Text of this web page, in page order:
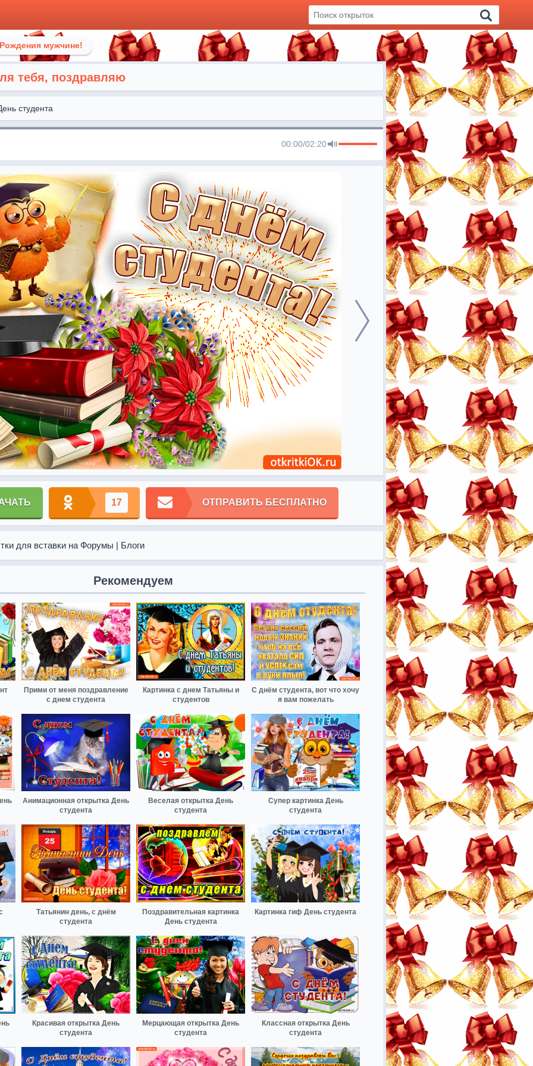
мужчине!
тебя, поздравляю
студента
00:00/02:20
17 ОТПРАВИТЬ БЕСПЛАТНО
для вставки на Форумы | Блоги
Рекомендуем
Прими от меня поздравление
с днем студента
Картинка с днем Татьяны и
студентов
С днём студента, вот что хочу
я вам пожелать
Анимационная открытка День
студента
Веселая открытка День
студента
Супер картинка День
студента
Татьянин день, с днём
студента
Поздравительная картинка
День студента
Картинка гиф День студента
Красивая открытка День
студента
Мерцающая открытка День
студента
Классная открытка День
студента